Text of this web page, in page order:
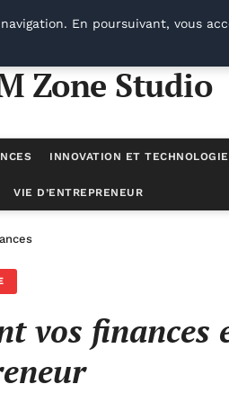
Zone Studio
INNOVATION ET TECHNOLOGIE
VIE D’ENTREPRENEUR
en tant qu’entrepreneur
vos finances
En poursuivant, vous